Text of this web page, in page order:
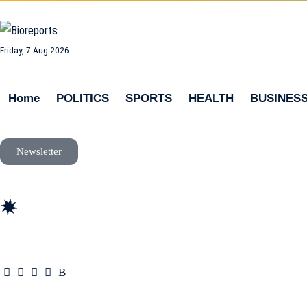
Friday, 7 Aug 2026
Home POLITICS SPORTS HEALTH
Newsletter